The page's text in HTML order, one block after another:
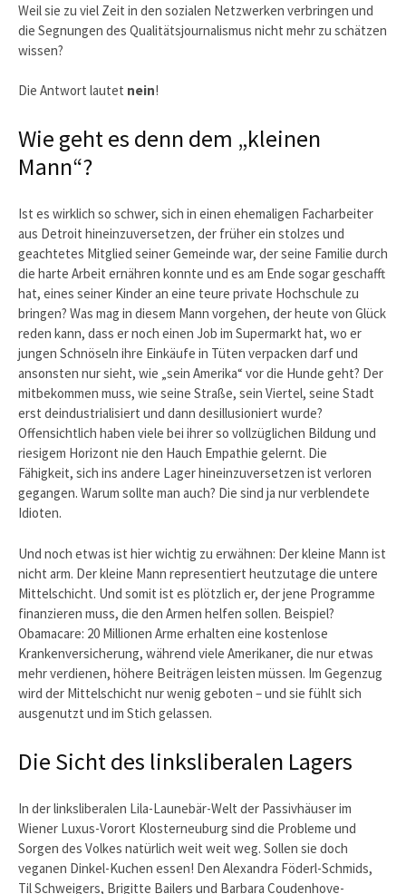
Weil sie zu viel Zeit in den sozialen Netzwerken verbringen und
die Segnungen des Qualitätsjournalismus nicht mehr zu schätzen
wissen?
Die Antwort lautet nein!
Wie geht es denn dem „kleinen
Mann“?
Ist es wirklich so schwer, sich in einen ehemaligen Facharbeiter
aus Detroit hineinzuversetzen, der früher ein stolzes und
geachtetes Mitglied seiner Gemeinde war, der seine Familie durch
die harte Arbeit ernähren konnte und es am Ende sogar geschafft
hat, eines seiner Kinder an eine teure private Hochschule zu
bringen? Was mag in diesem Mann vorgehen, der heute von Glück
reden kann, dass er noch einen Job im Supermarkt hat, wo er
jungen Schnöseln ihre Einkäufe in Tüten verpacken darf und
ansonsten nur sieht, wie „sein Amerika“ vor die Hunde geht? Der
mitbekommen muss, wie seine Straße, sein Viertel, seine Stadt
erst deindustrialisiert und dann desillusioniert wurde?
Offensichtlich haben viele bei ihrer so vollzüglichen Bildung und
riesigem Horizont nie den Hauch Empathie gelernt. Die
Fähigkeit, sich ins andere Lager hineinzuversetzen ist verloren
gegangen. Warum sollte man auch? Die sind ja nur verblendete
Idioten.
Und noch etwas ist hier wichtig zu erwähnen: Der kleine Mann ist
nicht arm. Der kleine Mann representiert heutzutage die untere
Mittelschicht. Und somit ist es plötzlich er, der jene Programme
finanzieren muss, die den Armen helfen sollen. Beispiel?
Obamacare: 20 Millionen Arme erhalten eine kostenlose
Krankenversicherung, während viele Amerikaner, die nur etwas
mehr verdienen, höhere Beiträgen leisten müssen. Im Gegenzug
wird der Mittelschicht nur wenig geboten – und sie fühlt sich
ausgenutzt und im Stich gelassen.
Die Sicht des linksliberalen Lagers
In der linksliberalen Lila-Launebär-Welt der Passivhäuser im
Wiener Luxus-Vorort Klosterneuburg sind die Probleme und
Sorgen des Volkes natürlich weit weit weg. Sollen sie doch
veganen Dinkel-Kuchen essen! Den Alexandra Föderl-Schmids,
Til Schweigers, Brigitte Bailers und Barbara Coudenhove-